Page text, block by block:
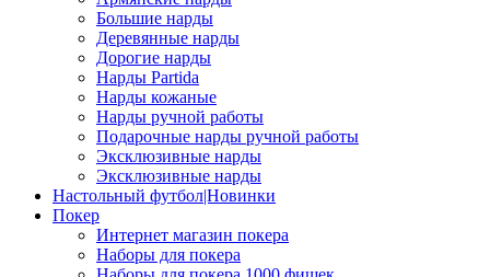
Большие нарды
Деревянные нарды
Дорогие нарды
Нарды Partida
Нарды кожаные
Нарды ручной работы
Подарочные нарды ручной работы
Эксклюзивные нарды
Эксклюзивные нарды
Настольный футбол|Новинки
Покер
Интернет магазин покера
Наборы для покера